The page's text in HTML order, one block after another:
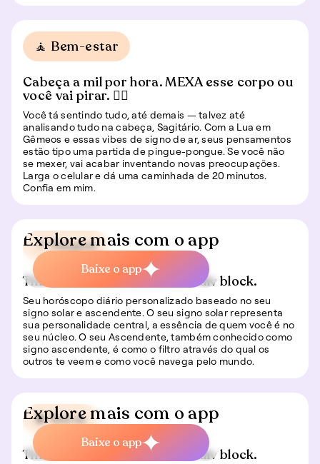
🧘 Bem-estar
Cabeça a mil por hora. MEXA esse corpo ou
você vai pirar. 🏃‍♀️
Você tá sentindo tudo, até demais — talvez até
analisando tudo na cabeça, Sagitário. Com a Lua em
Gêmeos e essas vibes de signo de ar, seus pensamentos
estão tipo uma partida de pingue-pongue. Se você não
se mexer, vai acabar inventando novas preocupações.
Larga o celular e dá uma caminhada de 20 minutos.
Confia em mim.
📍 Viagem
This is some text inside of a div block.
Seu horóscopo diário personalizado baseado no seu
signo solar e ascendente. O seu signo solar representa
sua personalidade central, a essência de quem você é no
seu núcleo. O seu Ascendente, também conhecido como
signo ascendente, é como o filtro através do qual os
outros te veem e como você navega pelo mundo.
Explore mais com o app
Baixe o app
🍀 Sorte
This is some text inside of a div block.
Explore mais com o app
Baixe o app